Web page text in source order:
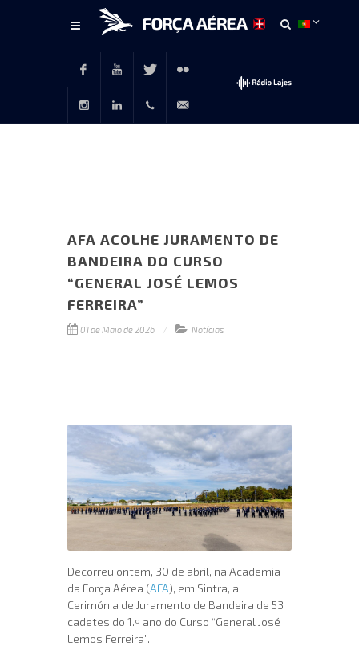
FacebookYoutubeTwitter Flickr
AFA ACOLHE JURAMENTO DE
BANDEIRA DO CURSO
“GENERAL JOSÉ LEMOS
FERREIRA”
01 de Maio de 2026 Notícias
Decorreu ontem, 30 de abril, na Academia
da Força Aérea (AFA), em Sintra, a
Cerimónia de Juramento de Bandeira de 53
cadetes do 1.º ano do Curso “General José
Lemos Ferreira”.